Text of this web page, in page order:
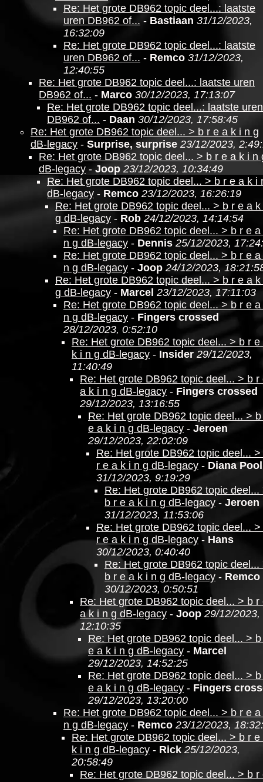
Re: Het grote DB962 topic deel...: laatste
uren DB962 of... - Bastiaan 31/12/2023,
16:32:09
Re: Het grote DB962 topic deel...: laatste
uren DB962 of... - Remco 31/12/2023,
12:40:55
Re: Het grote DB962 topic deel...: laatste uren
DB962 of... - Marco 30/12/2023, 17:13:07
Re: Het grote DB962 topic deel...: laatste uren
DB962 of... - Daan 30/12/2023, 17:58:45
Re: Het grote DB962 topic deel... > b r e a k i n g
dB-legacy - Surprise, surprise 23/12/2023,
Re: Het grote DB962 topic deel... > b r e a k i n
dB-legacy - Joop 23/12/2023, 10:34:49
Re: Het grote DB962 topic deel... > b r e a k i
dB-legacy - Remco 23/12/2023, 16:26:19
Re: Het grote DB962 topic deel... > b r e a k
g dB-legacy - Rob 24/12/2023, 14:14:54
Re: Het grote DB962 topic deel... > b r e a
n g dB-legacy - Dennis 25/12/2023,
Re: Het grote DB962 topic deel... > b r e a
n g dB-legacy - Joop 24/12/2023,
Re: Het grote DB962 topic deel... > b r e a k
g dB-legacy - Marcel 23/12/2023, 17:11:03
Re: Het grote DB962 topic deel... > b r e a
n g dB-legacy - Fingers crossed
28/12/2023, 0:52:10
Re: Het grote DB962 topic deel... > b r e
k i n g dB-legacy - Insider 29/12/2023,
11:40:49
Re: Het grote DB962 topic deel... > b r
a k i n g dB-legacy - Fingers crossed
29/12/2023, 13:16:55
Re: Het grote DB962 topic deel... >
e a k i n g dB-legacy - Jeroen
29/12/2023, 22:02:09
Re: Het grote DB962 topic deel... >
r e a k i n g dB-legacy - Diana Pool
31/12/2023, 9:19:29
Re: Het grote DB962 topic deel...
b r e a k i n g dB-legacy - Jeroen
31/12/2023, 11:53:06
Re: Het grote DB962 topic deel... >
r e a k i n g dB-legacy - Hans
30/12/2023, 0:40:40
Re: Het grote DB962 topic deel...
b r e a k i n g dB-legacy - Remco
30/12/2023, 0:50:51
Re: Het grote DB962 topic deel... > b r
a k i n g dB-legacy - Joop 29/12/2023,
12:10:35
Re: Het grote DB962 topic deel... >
e a k i n g dB-legacy - Marcel
29/12/2023, 14:52:25
Re: Het grote DB962 topic deel... >
e a k i n g dB-legacy - Fingers
29/12/2023, 13:20:00
Re: Het grote DB962 topic deel... > b r e a
n g dB-legacy - Remco 23/12/2023,
Re: Het grote DB962 topic deel... > b r e
k i n g dB-legacy - Rick 25/12/2023,
20:58:49
Re: Het grote DB962 topic deel... > b r